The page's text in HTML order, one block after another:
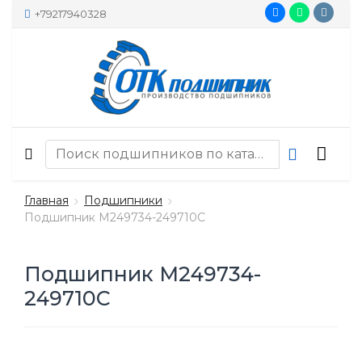
+79217940328
Главная
Подшипники
Подшипник M249734-249710C
Подшипник M249734-
249710C